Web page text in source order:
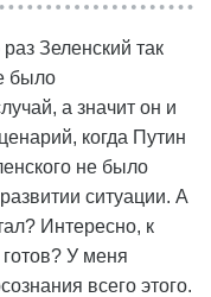
Зеленский так
было
а значит он и
когда Путин
не было
ситуации. А
Интересно, к
У меня
всего этого.